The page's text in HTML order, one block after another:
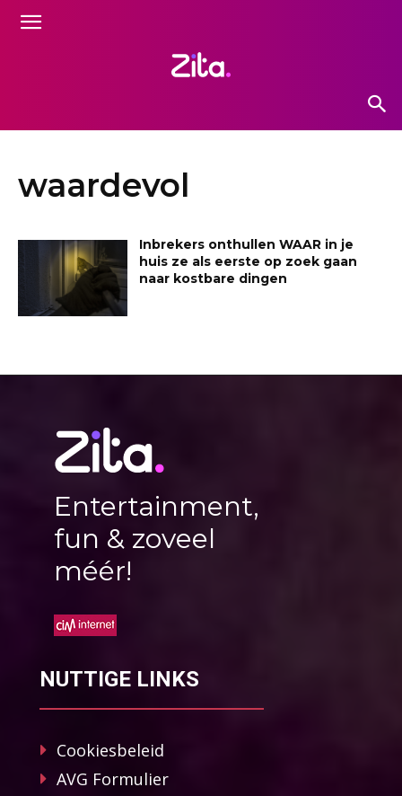
waardevol
Inbrekers onthullen WAAR in je
huis ze als eerste op zoek gaan
naar kostbare dingen
Entertainment,
fun & zoveel
méér!
NUTTIGE LINKS
Cookiesbeleid
AVG Formulier